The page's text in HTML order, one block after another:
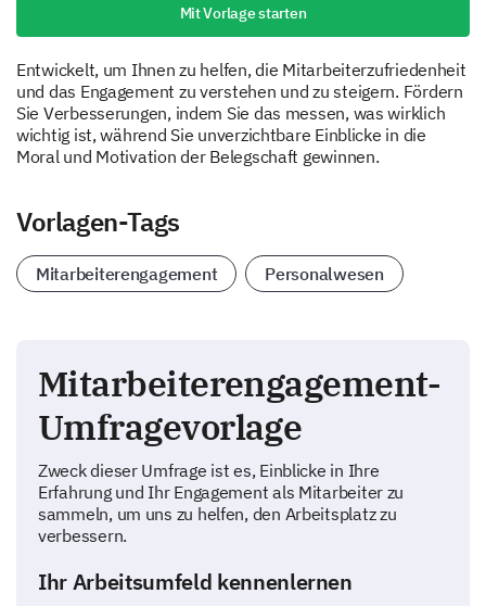
Mit Vorlage starten
Entwickelt, um Ihnen zu helfen, die Mitarbeiterzufriedenheit
und das Engagement zu verstehen und zu steigern. Fördern
Sie Verbesserungen, indem Sie das messen, was wirklich
wichtig ist, während Sie unverzichtbare Einblicke in die
Moral und Motivation der Belegschaft gewinnen.
Vorlagen-Tags
Mitarbeiterengagement Personalwesen
Mitarbeiterengagement-
Umfragevorlage
Zweck dieser Umfrage ist es, Einblicke in Ihre
Erfahrung und Ihr Engagement als Mitarbeiter zu
sammeln, um uns zu helfen, den Arbeitsplatz zu
verbessern.
Ihr Arbeitsumfeld kennenlernen